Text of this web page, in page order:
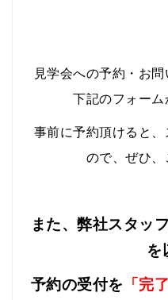
見学会への予約・お
下記のフォーム
事前に予約頂けると
ので、ぜひ、
また、弊社スタッ
を
予約の受付を 「完